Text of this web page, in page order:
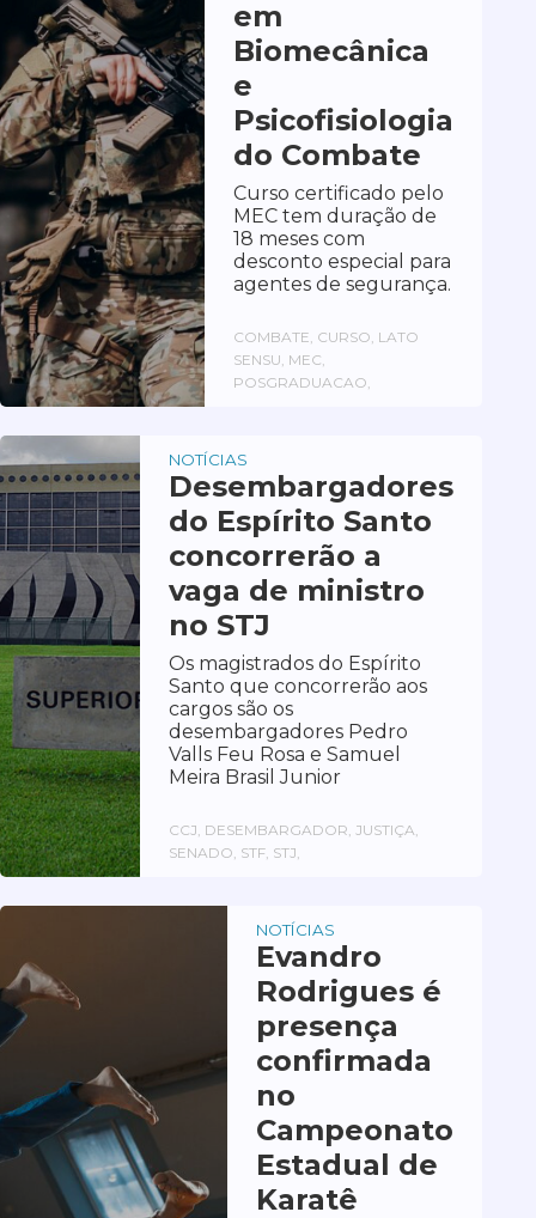
em
Biomecânica
e
Psicofisiologia
do Combate
Curso certificado pelo
MEC tem duração de
18 meses com
desconto especial para
agentes de segurança.
COMBATE, CURSO, LATO
SENSU, MEC,
POSGRADUACAO,
NOTÍCIAS
Desembargadores
do Espírito Santo
concorrerão a
vaga de ministro
no STJ
Os magistrados do Espírito
Santo que concorrerão aos
cargos são os
desembargadores Pedro
Valls Feu Rosa e Samuel
Meira Brasil Junior
CCJ, DESEMBARGADOR, JUSTIÇA,
SENADO, STF, STJ,
NOTÍCIAS
Evandro
Rodrigues é
presença
confirmada
no
Campeonato
Estadual de
Karatê